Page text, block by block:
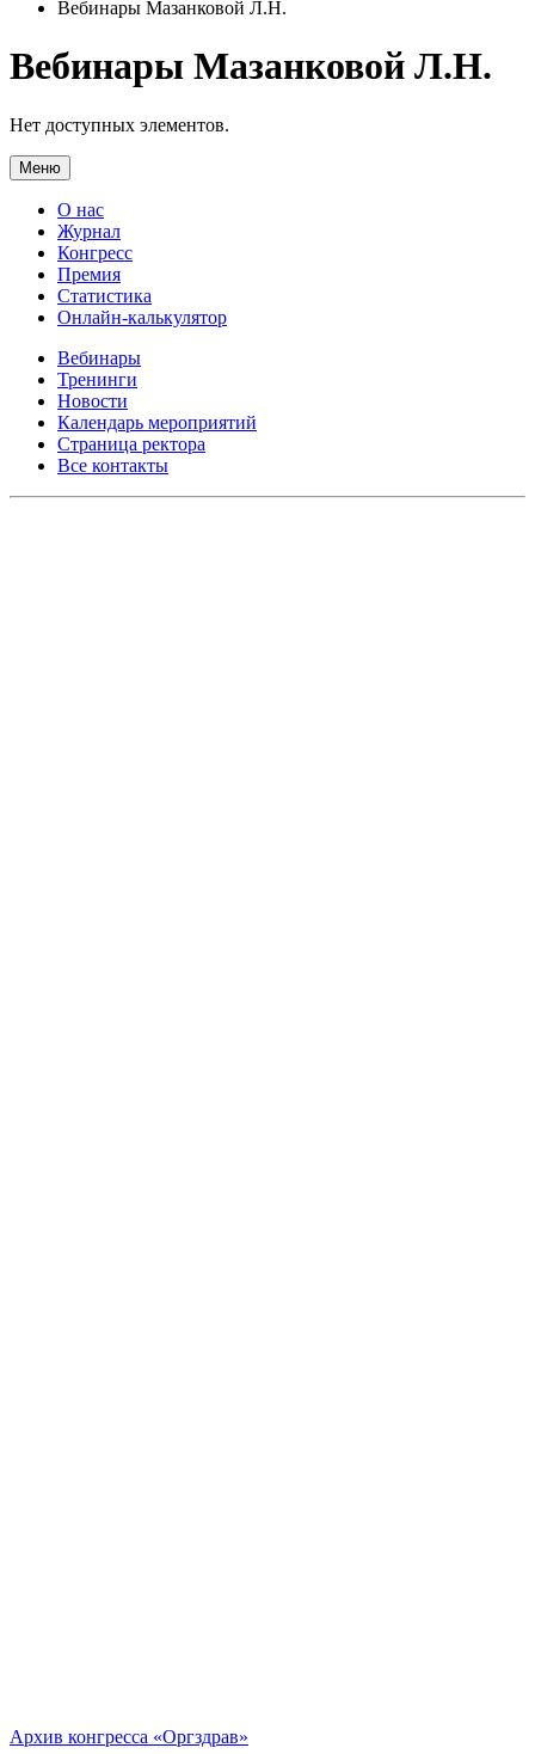
Вебинары Мазанковой Л.Н.
Вебинары Мазанковой Л.Н.
Нет доступных элементов.
Меню
О нас
Журнал
Конгресс
Премия
Статистика
Онлайн-калькулятор
Вебинары
Тренинги
Новости
Календарь мероприятий
Страница ректора
Все контакты
Архив конгресса «Оргздрав»